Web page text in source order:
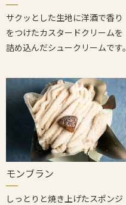
サクッとした生地に洋酒で香り
をつけたカスタードクリームを
詰め込んだシュークリームです。
モンブラン
しっとりと焼き上げたスポンジ